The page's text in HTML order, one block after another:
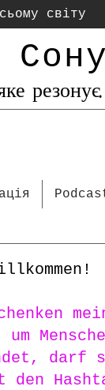
світу
резонує.
darf
den